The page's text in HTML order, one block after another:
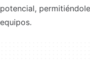
potencial,
equipos.